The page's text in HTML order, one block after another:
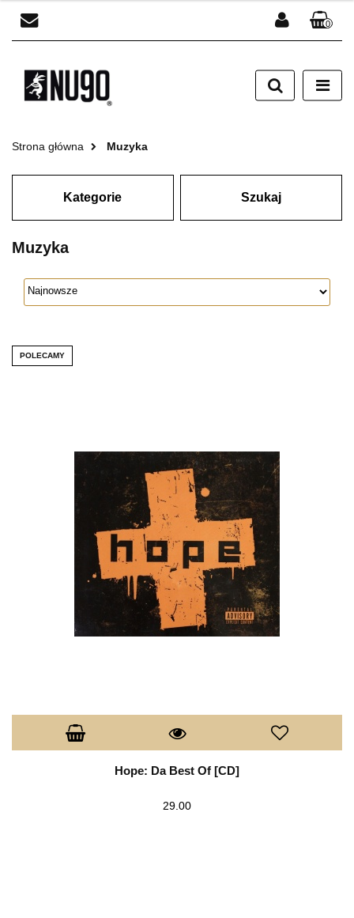
Zarejestruj się
0
Strona główna Muzyka
Kategorie Szukaj
Muzyka
POLECAMY
Hope: Da Best Of [CD]
29.00